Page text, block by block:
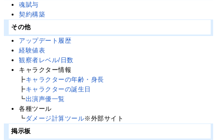
魂賦与
契約構築
その他
アップデート履歴
経験値表
観察者レベル/日数
キャラクター情報
┣キャラクターの年齢・身長
┣キャラクターの誕生日
┗出演声優一覧
各種ツール
┗ダメージ計算ツール※外部サイト
掲示板